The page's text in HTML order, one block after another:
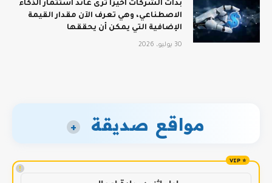
بدأت الشركات أخيرًا ترى عائد استثمار الذكاء
الاصطناعي، وهي تعرف الآن مقدار القيمة
الإضافية التي يمكن أن يحققها
30 يوليو، 2026
مواقع صديقة +
!